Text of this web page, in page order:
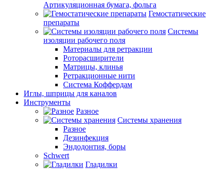
Артикуляционная бумага, фольга
Гемостатические
препараты
Системы
изоляции рабочего поля
Материалы для ретракции
Роторасширители
Матрицы, клинья
Ретракционные нити
Система Коффердам
Иглы, шприцы для каналов
Инструменты
Разное
Системы хранения
Разное
Дезинфекция
Эндодонтия, боры
Schwert
Гладилки